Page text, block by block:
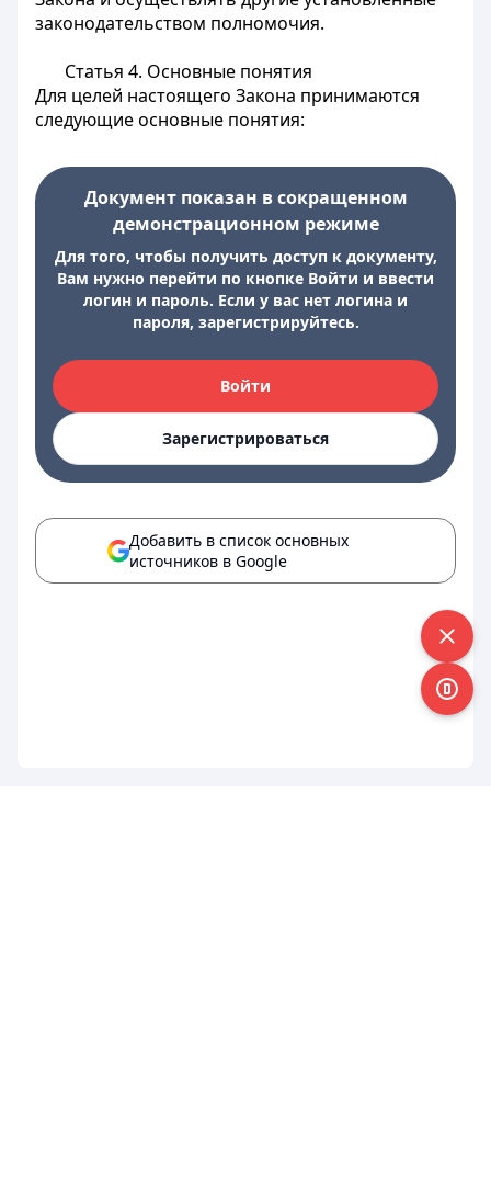
законодательством полномочия.
Статья 4. Основные понятия
Для целей настоящего Закона принимаются
следующие основные понятия:
Документ показан в сокращенном
демонстрационном режиме
Для того, чтобы получить доступ к документу,
Вам нужно перейти по кнопке Войти и ввести
логин и пароль. Если у вас нет логина и
пароля, зарегистрируйтесь.
Войти
Зарегистрироваться
Добавить в список основных
источников в Google